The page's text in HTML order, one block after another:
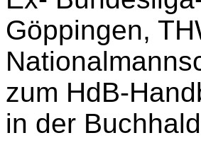
Göppingen,
zum HdB-
in der